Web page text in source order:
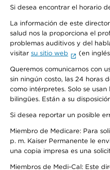
Si desea encontrar el horario
La información de este
salud nos la proporciona el
problemas auditivos y del
visitar su sitio web (en
Queremos comunicarnos con
sin ningún costo, las 24 horas
como intérpretes. Solo se
bilingües. Están a su
Si desea reportar un posible
Miembro de Medicare: Para
p. m. Kaiser Permanente le
una copia impresa es una
Miembros de Medi-Cal: Este